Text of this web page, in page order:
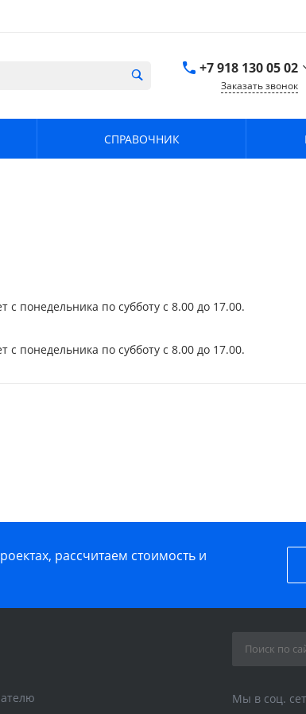
+7 918 130 05 02
Заказать звонок
СПРАВОЧНИК
понедельника по субботу с 8.00 до 17.00.
понедельника по субботу с 8.00 до 17.00.
рассчитаем стоимость и
Мы в соц.